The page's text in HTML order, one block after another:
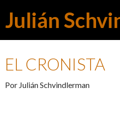
Buscar
EL CRONISTA
Por Julián Schvindlerman